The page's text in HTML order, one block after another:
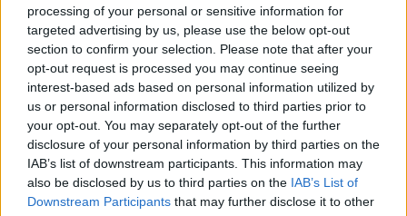
processing of your personal or sensitive information for
targeted advertising by us, please use the below opt-out
section to confirm your selection. Please note that after your
opt-out request is processed you may continue seeing
interest-based ads based on personal information utilized by
us or personal information disclosed to third parties prior to
your opt-out. You may separately opt-out of the further
disclosure of your personal information by third parties on the
IAB’s list of downstream participants. This information may
also be disclosed by us to third parties on the IAB’s List of
Downstream Participants that may further disclose it to other
Országos hírek
A lakosságra is fontos szerep hárul a
szúnyoginvázió elkerülésében
Országos hírek
Itt az ÉVOSZ megoldása a hőhullámok és
az energiakrízis kezelésére